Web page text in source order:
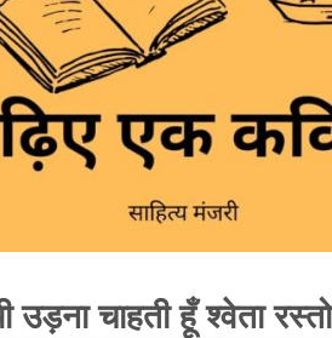
उड़ना चाहती हूँ श्वेता